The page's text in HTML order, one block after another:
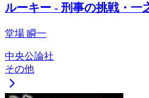
ルーキー - 刑事の挑戦・一
堂場 瞬一
中央公論社
その他